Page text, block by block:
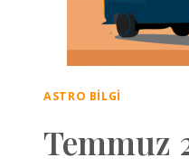
ASTRO BILGI
Temmuz